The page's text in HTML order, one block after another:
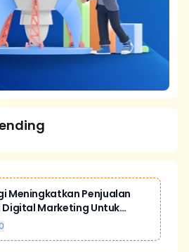
Meningkatkan Penjualan
Digital Marketing Untuk
Lebih Kompetitif